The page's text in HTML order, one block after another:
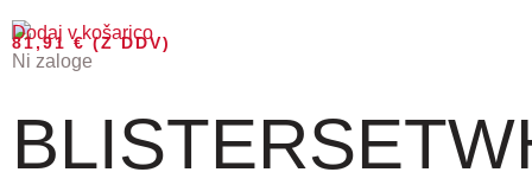
81,91€(Z DDV)
Dodaj v košarico
Ni zaloge